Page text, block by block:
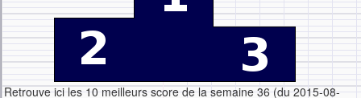
Retrouve ici les 10 meilleurs score de la semaine 36 (du 2015-08-